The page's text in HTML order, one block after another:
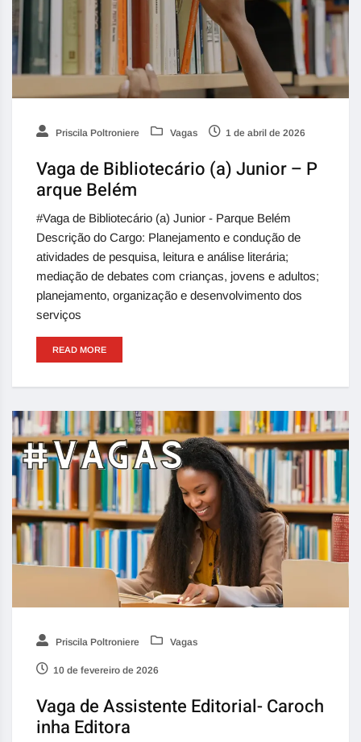
Priscila Poltroniere Vagas 1 de abril de 2026
Vaga de Bibliotecário (a) Junior – P
arque Belém
#Vaga de Bibliotecário (a) Junior - Parque Belém
Descrição do Cargo: Planejamento e condução de
atividades de pesquisa, leitura e análise literária;
mediação de debates com crianças, jovens e adultos;
planejamento, organização e desenvolvimento dos
serviços
READ MORE
Priscila Poltroniere Vagas
10 de fevereiro de 2026
Vaga de Assistente Editorial- Caroch
inha Editora